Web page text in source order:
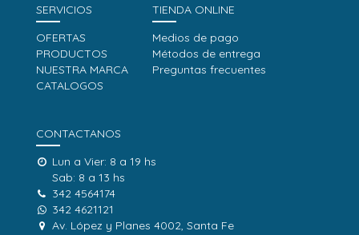
SERVICIOS
OFERTAS
PRODUCTOS
NUESTRA MARCA
CATALOGOS
TIENDA ONLINE
Medios de pago
Métodos de entrega
Preguntas frecuentes
CONTACTANOS
Lun a Vier: 8 a 19 hs
Sab: 8 a 13 hs
342 4564174
342 4621121
Av. López y Planes 4002, Santa Fe